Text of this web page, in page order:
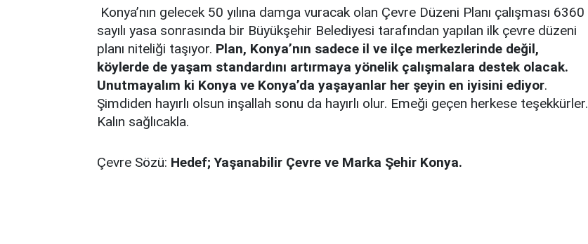
Konya’nın gelecek 50 yılına damga vuracak olan Çevre Düzeni Planı çalışması 6360
sayılı yasa sonrasında bir Büyükşehir Belediyesi tarafından yapılan ilk çevre düzeni
planı niteliği taşıyor. Plan, Konya’nın sadece il ve ilçe merkezlerinde değil,
köylerde de yaşam standardını artırmaya yönelik çalışmalara destek olacak.
Unutmayalım ki Konya ve Konya’da yaşayanlar her şeyin en iyisini ediyor.
Şimdiden hayırlı olsun inşallah sonu da hayırlı olur. Emeği geçen herkese teşekkürler.
Kalın sağlıcakla.
Çevre Sözü: Hedef; Yaşanabilir Çevre ve Marka Şehir Konya.